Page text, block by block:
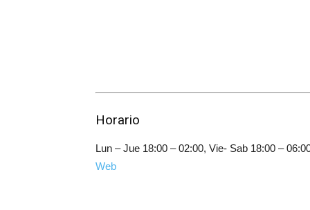
Horario
Lun – Jue 18:00 – 02:00, Vie- Sab 18:00 –
Web